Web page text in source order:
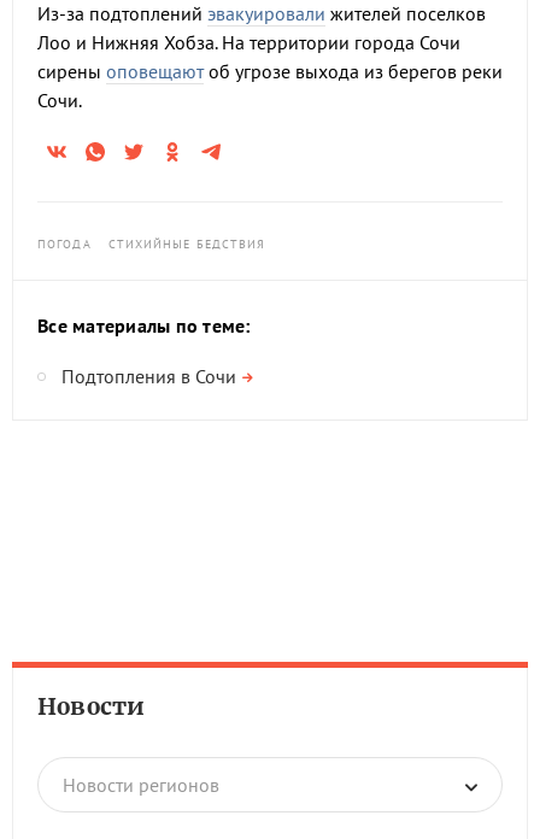
Из-за подтоплений эвакуировали жителей поселков
Лоо и Нижняя Хобза. На территории города Сочи
сирены оповещаютоб угрозе выхода из берегов реки
Сочи.
ПОГОДА СТИХИЙНЫЕ БЕДСТВИЯ
Все материалы по теме:
Подтопления в Сочи
Новости
Новости регионов